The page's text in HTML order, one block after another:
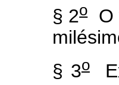
§ 2oO
§ 3o